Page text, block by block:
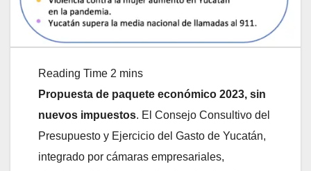
Propuesta de paquete económico 2023, sin
nuevos impuestos. El Consejo Consultivo del
Presupuesto y Ejercicio del Gasto de Yucatán,
integrado por cámaras empresariales,